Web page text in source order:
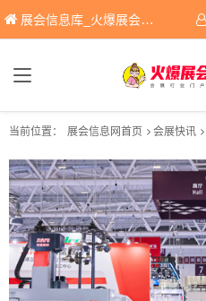
展会信息库_火爆展会网免费展会信息查询平台，提供专业会展服务！
当前位置： 展会信息网首页 会展快讯